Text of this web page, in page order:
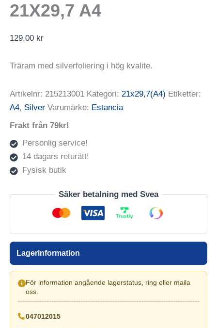
21X29,7 A4
129,00 kr
Träram med silverfoliering i hög kvalite.
Artikelnr: 215213001 Kategori: 21x29,7(A4) Etiketter:
A4, Silver Varumärke: Estancia
Frakt från 79kr!
Personlig service!
14 dagars returätt!
Fysisk butik
Säker betalning med Svea
Lagerinformation
För information angående lagerstatus, ring eller maila
oss.
047012015